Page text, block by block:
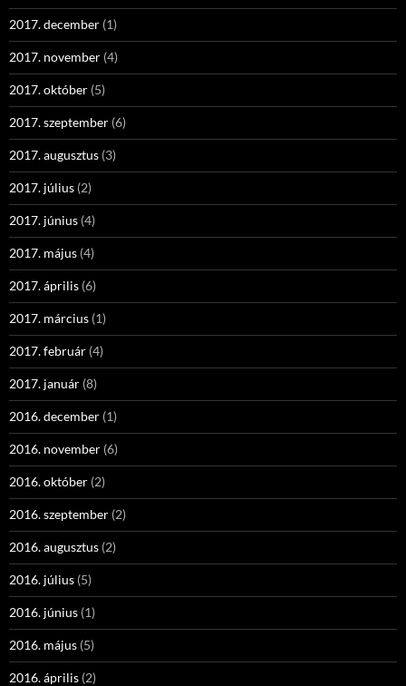
2017. december (1)
2017. november (4)
2017. október (5)
2017. szeptember (6)
2017. augusztus (3)
2017. július (2)
2017. június (4)
2017. május (4)
2017. április (6)
2017. március (1)
2017. február (4)
2017. január (8)
2016. december (1)
2016. november (6)
2016. október (2)
2016. szeptember (2)
2016. augusztus (2)
2016. július (5)
2016. június (1)
2016. május (5)
2016. április (2)